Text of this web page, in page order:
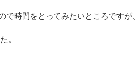
時間をとってみたいところですが、
。